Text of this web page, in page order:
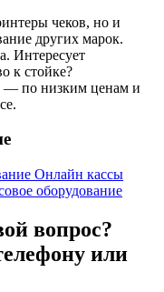
чеков, но и
других марок.
Интересует
к стойке?
— по низким ценам и
Онлайн кассы
оборудование
вопрос?
или